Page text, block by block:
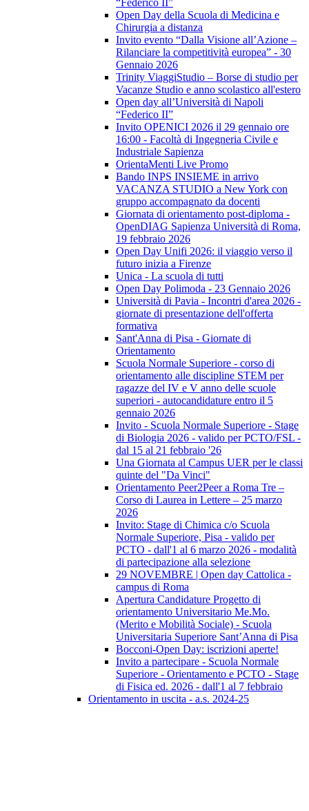
“Federico II”
Open Day della Scuola di Medicina e
Chirurgia a distanza
Invito evento “Dalla Visione all’Azione –
Rilanciare la competitività europea” - 30
Gennaio 2026
Trinity ViaggiStudio – Borse di studio per
Vacanze Studio e anno scolastico all'estero
Open day all’Università di Napoli
“Federico II”
Invito OPENICI 2026 il 29 gennaio ore
16:00 - Facoltà di Ingegneria Civile e
Industriale Sapienza
OrientaMenti Live Promo
Bando INPS INSIEME in arrivo
VACANZA STUDIO a New York con
gruppo accompagnato da docenti
Giornata di orientamento post-diploma -
OpenDIAG Sapienza Università di Roma,
19 febbraio 2026
Open Day Unifi 2026: il viaggio verso il
futuro inizia a Firenze
Unica - La scuola di tutti
Open Day Polimoda - 23 Gennaio 2026
Università di Pavia - Incontri d'area 2026 -
giornate di presentazione dell'offerta
formativa
Sant'Anna di Pisa - Giornate di
Orientamento
Scuola Normale Superiore - corso di
orientamento alle discipline STEM per
ragazze del IV e V anno delle scuole
superiori - autocandidature entro il 5
gennaio 2026
Invito - Scuola Normale Superiore - Stage
di Biologia 2026 - valido per PCTO/FSL -
dal 15 al 21 febbraio '26
Una Giornata al Campus UER per le classi
quinte del "Da Vinci"
Orientamento Peer2Peer a Roma Tre –
Corso di Laurea in Lettere – 25 marzo
2026
Invito: Stage di Chimica c/o Scuola
Normale Superiore, Pisa - valido per
PCTO - dall'1 al 6 marzo 2026 - modalità
di partecipazione alla selezione
29 NOVEMBRE | Open day Cattolica -
campus di Roma
Apertura Candidature Progetto di
orientamento Universitario Me.Mo.
(Merito e Mobilità Sociale) - Scuola
Universitaria Superiore Sant’Anna di Pisa
Bocconi-Open Day: iscrizioni aperte!
Invito a partecipare - Scuola Normale
Superiore - Orientamento e PCTO - Stage
di Fisica ed. 2026 - dall'1 al 7 febbraio
Orientamento in uscita - a.s. 2024-25